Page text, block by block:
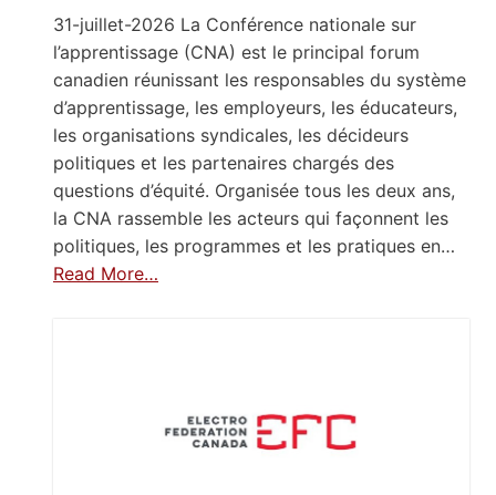
31-juillet-2026 La Conférence nationale sur
l’apprentissage (CNA) est le principal forum
canadien réunissant les responsables du système
d’apprentissage, les employeurs, les éducateurs,
les organisations syndicales, les décideurs
politiques et les partenaires chargés des
questions d’équité. Organisée tous les deux ans,
la CNA rassemble les acteurs qui façonnent les
politiques, les programmes et les pratiques en…
Read More…